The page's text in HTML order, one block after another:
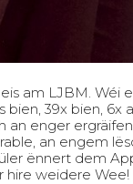
am LJBM.
39x bien,
enger
an engem
ënnert dem
hire weidere Wee!